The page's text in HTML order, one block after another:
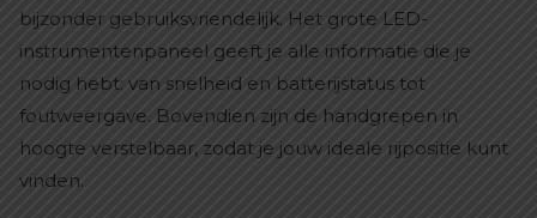
bijzonder gebruiksvriendelijk. Het grote LED-
instrumentenpaneel geeft je alle informatie die je
nodig hebt: van snelheid en batterijstatus tot
foutweergave. Bovendien zijn de handgrepen in
hoogte verstelbaar, zodat je jouw ideale rijpositie kunt
vinden.